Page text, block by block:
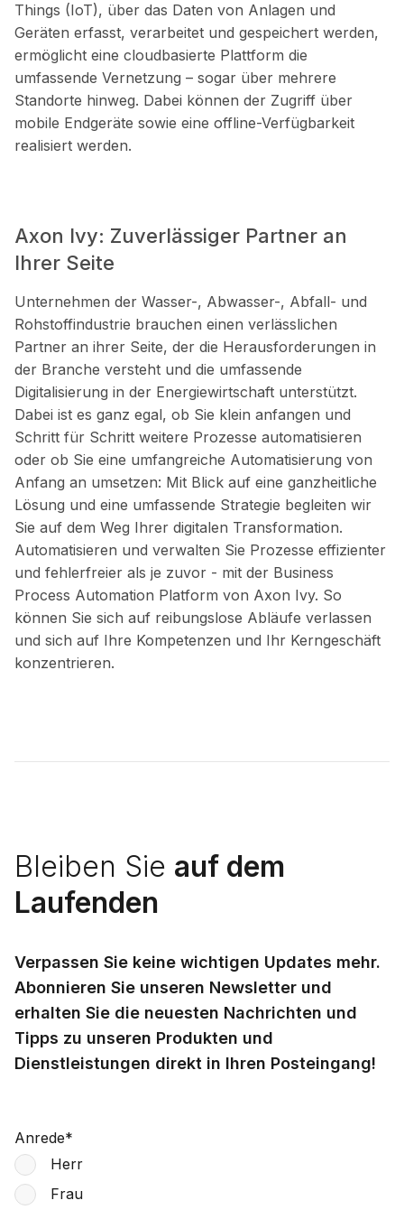
Things (IoT), über das Daten von Anlagen und
Geräten erfasst, verarbeitet und gespeichert werden,
ermöglicht eine cloudbasierte Plattform die
umfassende Vernetzung – sogar über mehrere
Standorte hinweg. Dabei können der Zugriff über
mobile Endgeräte sowie eine offline-Verfügbarkeit
realisiert werden.
Axon Ivy: Zuverlässiger Partner an
Ihrer Seite
Unternehmen der Wasser-, Abwasser-, Abfall- und
Rohstoffindustrie brauchen einen verlässlichen
Partner an ihrer Seite, der die Herausforderungen in
der Branche versteht und die umfassende
Digitalisierung in der Energiewirtschaft unterstützt.
Dabei ist es ganz egal, ob Sie klein anfangen und
Schritt für Schritt weitere Prozesse automatisieren
oder ob Sie eine umfangreiche Automatisierung von
Anfang an umsetzen: Mit Blick auf eine ganzheitliche
Lösung und eine umfassende Strategie begleiten wir
Sie auf dem Weg Ihrer digitalen Transformation.
Automatisieren und verwalten Sie Prozesse effizienter
und fehlerfreier als je zuvor - mit der Business
Process Automation Platform von Axon Ivy. So
können Sie sich auf reibungslose Abläufe verlassen
und sich auf Ihre Kompetenzen und Ihr Kerngeschäft
konzentrieren.
Bleiben Sie auf dem
Laufenden
Verpassen Sie keine wichtigen Updates mehr.
Abonnieren Sie unseren Newsletter und
erhalten Sie die neuesten Nachrichten und
Tipps zu unseren Produkten und
Dienstleistungen direkt in Ihren Posteingang!
Anrede*
Herr
Frau